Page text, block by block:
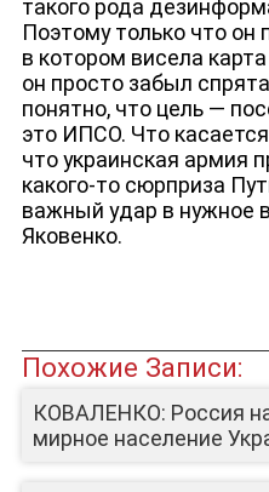
такого рода
Поэтому только что он
в котором висела
он просто забыл
понятно, что цель —
это ИПСО. Что
что украинская армия
какого-то сюрприза
важный удар в нужное
Яковенко.
Похожие Записи:
КОВАЛЕНКО: Россия
мирное население